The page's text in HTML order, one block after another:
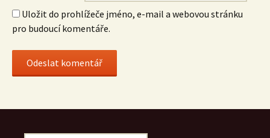
Uložit do prohlížeče jméno, e-mail a webovou stránku
pro budoucí komentáře.